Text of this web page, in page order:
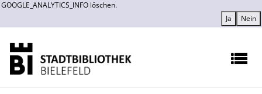
GOOGLE_ANALYTICS_INFO löschen.